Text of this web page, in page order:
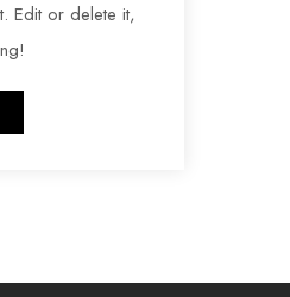
Edit or delete it,